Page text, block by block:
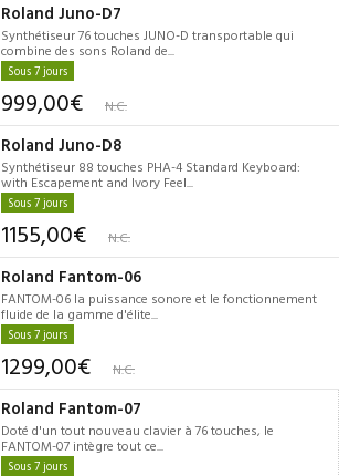
Roland Juno-D7
Synthétiseur 76 touches JUNO-D transportable qui
combine des sons Roland de...
Sous 7 jours
999,00€ N.C.
Roland Juno-D8
Synthétiseur 88 touches PHA-4 Standard Keyboard:
with Escapement and Ivory Feel...
Sous 7 jours
1155,00€ N.C.
Roland Fantom-06
FANTOM-06 la puissance sonore et le fonctionnement
fluide de la gamme d'élite...
Sous 7 jours
1299,00€ N.C.
Roland Fantom-07
Doté d'un tout nouveau clavier à 76 touches, le
FANTOM-07 intègre tout ce...
Sous 7 jours